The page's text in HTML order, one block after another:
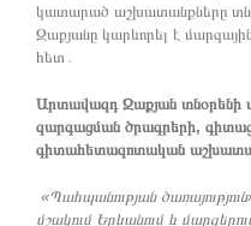
կատարած աշխատանքները
Զաքյանը կարևորել է
հետ․
Արտավազդ Զաքյան
զարգացման ծրագրերի,
գիտահետազոտական
«Պահպանության
մշակում Երևանում և